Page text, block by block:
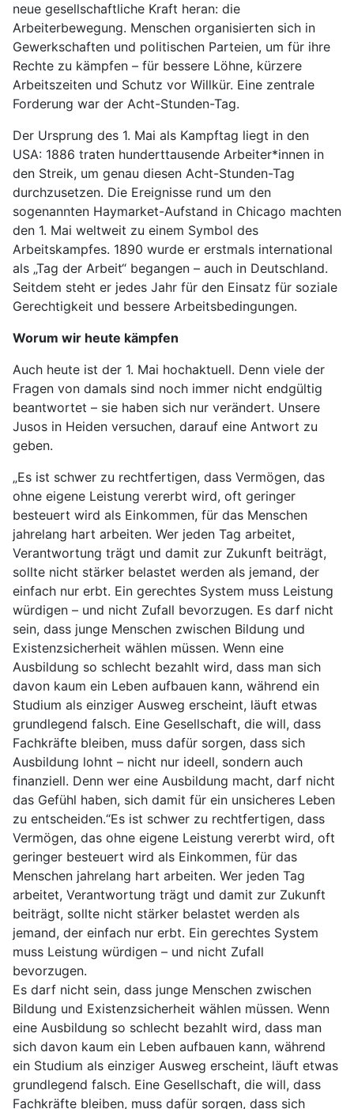
neue gesellschaftliche Kraft heran: die
Arbeiterbewegung. Menschen organisierten sich in
Gewerkschaften und politischen Parteien, um für ihre
Rechte zu kämpfen – für bessere Löhne, kürzere
Arbeitszeiten und Schutz vor Willkür. Eine zentrale
Forderung war der Acht-Stunden-Tag.
Der Ursprung des 1. Mai als Kampftag liegt in den
USA: 1886 traten hunderttausende Arbeiter*innen in
den Streik, um genau diesen Acht-Stunden-Tag
durchzusetzen. Die Ereignisse rund um den
sogenannten Haymarket-Aufstand in Chicago machten
den 1. Mai weltweit zu einem Symbol des
Arbeitskampfes. 1890 wurde er erstmals international
als „Tag der Arbeit“ begangen – auch in Deutschland.
Seitdem steht er jedes Jahr für den Einsatz für soziale
Gerechtigkeit und bessere Arbeitsbedingungen.
Worum wir heute kämpfen
Auch heute ist der 1. Mai hochaktuell. Denn viele der
Fragen von damals sind noch immer nicht endgültig
beantwortet – sie haben sich nur verändert. Unsere
Jusos in Heiden versuchen, darauf eine Antwort zu
geben.
„Es ist schwer zu rechtfertigen, dass Vermögen, das
ohne eigene Leistung vererbt wird, oft geringer
besteuert wird als Einkommen, für das Menschen
jahrelang hart arbeiten. Wer jeden Tag arbeitet,
Verantwortung trägt und damit zur Zukunft beiträgt,
sollte nicht stärker belastet werden als jemand, der
einfach nur erbt. Ein gerechtes System muss Leistung
würdigen – und nicht Zufall bevorzugen. Es darf nicht
sein, dass junge Menschen zwischen Bildung und
Existenzsicherheit wählen müssen. Wenn eine
Ausbildung so schlecht bezahlt wird, dass man sich
davon kaum ein Leben aufbauen kann, während ein
Studium als einziger Ausweg erscheint, läuft etwas
grundlegend falsch. Eine Gesellschaft, die will, dass
Fachkräfte bleiben, muss dafür sorgen, dass sich
Ausbildung lohnt – nicht nur ideell, sondern auch
finanziell. Denn wer eine Ausbildung macht, darf nicht
das Gefühl haben, sich damit für ein unsicheres Leben
zu entscheiden.“Es ist schwer zu rechtfertigen, dass
Vermögen, das ohne eigene Leistung vererbt wird, oft
geringer besteuert wird als Einkommen, für das
Menschen jahrelang hart arbeiten. Wer jeden Tag
arbeitet, Verantwortung trägt und damit zur Zukunft
beiträgt, sollte nicht stärker belastet werden als
jemand, der einfach nur erbt. Ein gerechtes System
muss Leistung würdigen – und nicht Zufall
bevorzugen.
Es darf nicht sein, dass junge Menschen zwischen
Bildung und Existenzsicherheit wählen müssen. Wenn
eine Ausbildung so schlecht bezahlt wird, dass man
sich davon kaum ein Leben aufbauen kann, während
ein Studium als einziger Ausweg erscheint, läuft etwas
grundlegend falsch. Eine Gesellschaft, die will, dass
Fachkräfte bleiben, muss dafür sorgen, dass sich